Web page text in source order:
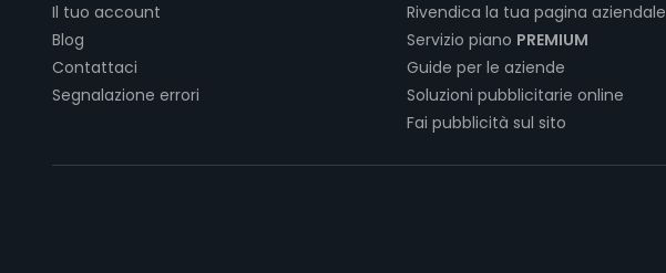
Il tuo account
Blog
Contattaci
Segnalazione errori
Rivendica la tua pagina aziendale
Servizio piano PREMIUM
Guide per le aziende
Soluzioni pubblicitarie online
Fai pubblicità sul sito